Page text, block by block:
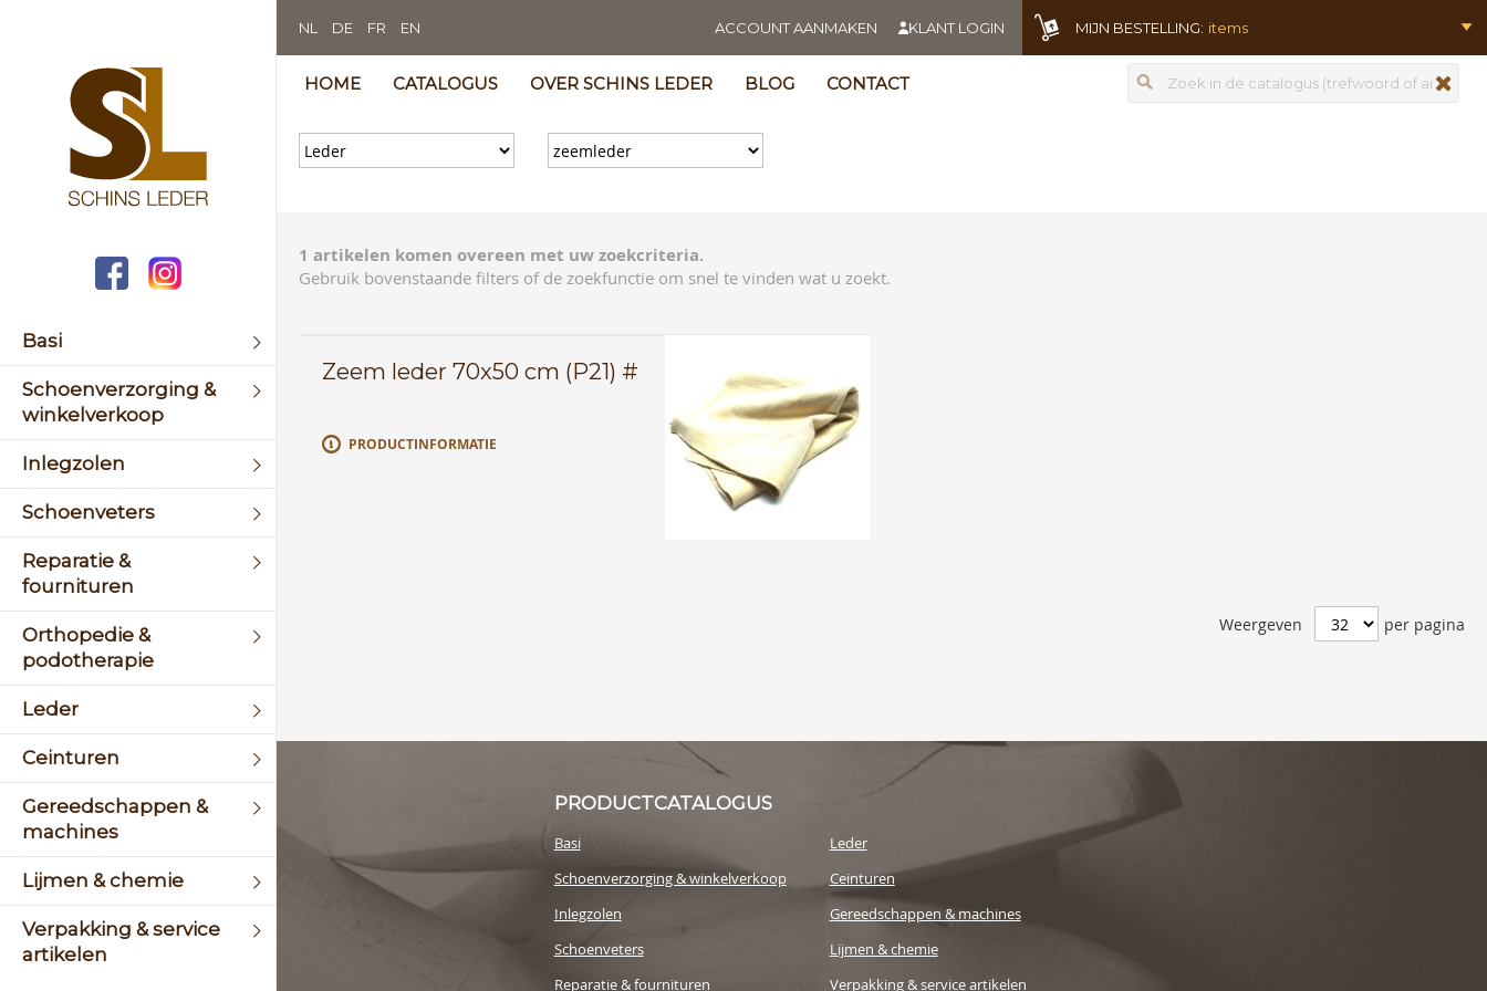
Basi
Schoenverzorging &
winkelverkoop
Inlegzolen
Schoenveters
Reparatie &
fournituren
Orthopedie &
podotherapie
Leder
Ceinturen
Gereedschappen &
machines
Lijmen & chemie
Verpakking & service
artikelen
ACCOUNT AANMAKEN KLANT LOGIN
NL DE FR EN MIJN BESTELLING: items
HOME CATALOGUS OVER SCHINS LEDER BLOG CONTACT Zoeken
1 artikelen komen overeen met uw zoekcriteria.
Gebruik bovenstaande filters of de zoekfunctie om snel te vinden wat u zoekt.
Zeem leder 70x50 cm (P21) #
PRODUCTINFORMATIE
Weergeven per pagina
KLANTENSERVICE
+31 (0)45 5244464
info@schinsleder.nl
PRODUCTCATALOGUS
Basi
Schoenverzorging & winkelverkoop
Inlegzolen
Schoenveters
Reparatie & fournituren
Leder
Ceinturen
Gereedschappen & machines
Lijmen & chemie
Verpakking & service artikelen